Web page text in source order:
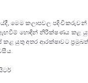
මෙම කලාපවල
හොඳින් නිරීක්ෂණය කළ
කළ යුතු අතර ආරක්ෂාවට